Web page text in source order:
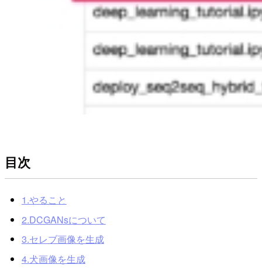
目次
1.やること
2.DCGANsについて
3.セレブ画像を生成
4.犬画像を生成